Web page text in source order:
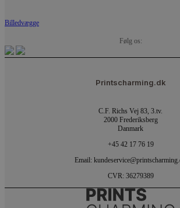
Billedvægge
Følg os:
Printscharming.dk
C.F. Richs Vej 83, 3.tv.
2000 Frederiksberg
Danmark
+45 42 17 76 19
Email:
CVR: 36279389